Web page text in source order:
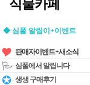
◆ 심폴 알림이+이벤트
판매자이벤트+새소식
심폴에서 알립니다
생생 구매후기